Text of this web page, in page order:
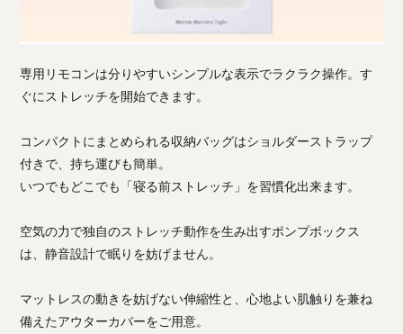
専用リモコンは分りやすいシンプルな表示でラクラク操作。す
ぐにストレッチを開始できます。
コンパクトにまとめられる収納バッグはショルダーストラップ
付きで、持ち運びも簡単。
いつでもどこでも「寝る前ストレッチ」を習慣化出来ます。
空気の力で独自のストレッチ動作を生み出すポンプボックス
は、静音設計で眠りを妨げません。
マットレスの動きを妨げない伸縮性と、心地よい肌触りを兼ね
備えたアウターカバーをご用意。